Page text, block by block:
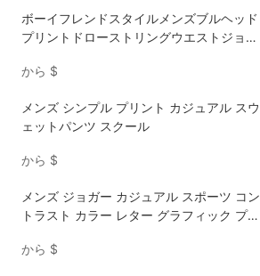
ボーイフレンドスタイルメンズブルヘッド
プリントドローストリングウエストジョガ
から $
メンズ シンプル プリント カジュアル スウ
ェットパンツ スクール
から $
メンズ ジョガー カジュアル スポーツ コン
トラスト カラー レター グラフィック プリ
トパンツ、外出用 ロング ストリート ウェ
から $